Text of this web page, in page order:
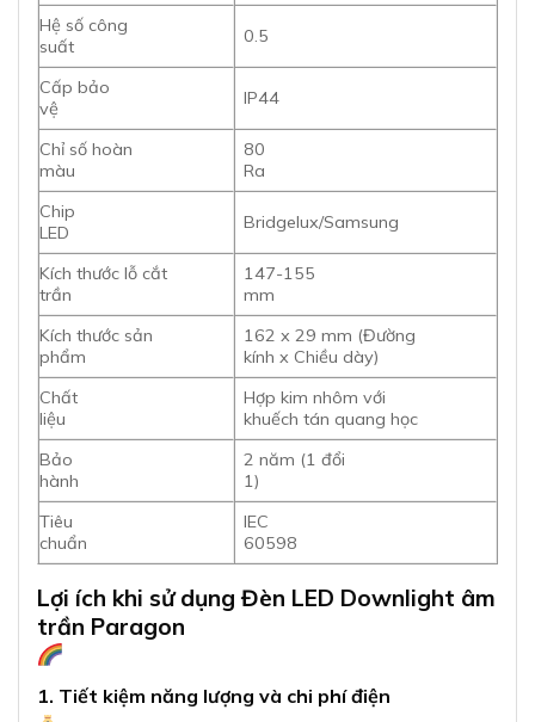
Hệ số công
suất
0.5
Cấp bảo
vệ
IP44
Chỉ số hoàn
màu
80
Ra
Chip
LED
Bridgelux/Samsung
Kích thước lỗ cắt
trần
147-155
mm
Kích thước sản
phẩm
162 x 29 mm (Đường
kính x Chiều dày)
Chất
liệu
Hợp kim nhôm với
khuếch tán quang học
Bảo
hành
2 năm (1 đổi
1)
Tiêu
chuẩn
IEC
60598
Lợi ích khi sử dụng Đèn LED Downlight âm
trần Paragon
1. Tiết kiệm năng lượng và chi phí điện